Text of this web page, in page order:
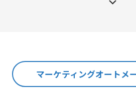
人事・総務・経理・IR
ストレスチェックサービス
#料金・費用
#業務効率化 #機
#無料 #総務 #連携
マーケティングオートメ